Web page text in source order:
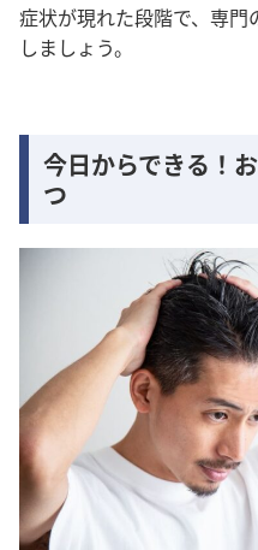
症状が現れた段階で、専
しましょう。
今日からできる！
つ